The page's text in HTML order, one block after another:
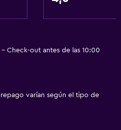
Check-out antes de las 10:00
varían según el tipo de